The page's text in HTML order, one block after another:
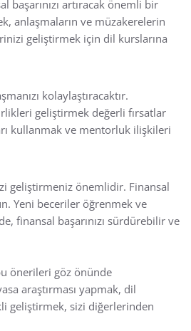
artıracak önemli bir
anlaşmaların ve müzakerelerin
geliştirmek için dil kurslarına
kolaylaştıracaktır.
geliştirmek değerli fırsatlar
kullanmak ve mentorluk ilişkileri
geliştirmeniz önemlidir. Finansal
Yeni beceriler öğrenmek ve
finansal başarınızı sürdürebilir ve
önerileri göz önünde
araştırması yapmak, dil
geliştirmek, sizi diğerlerinden